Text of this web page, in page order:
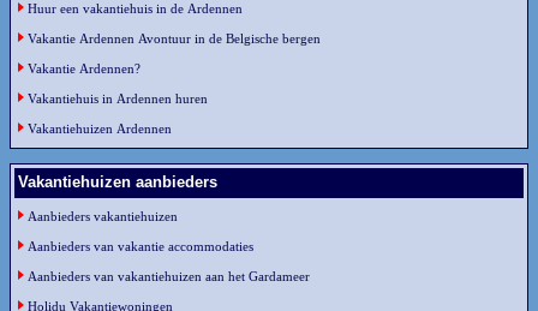
Huur een vakantiehuis in de Ardennen
Vakantie Ardennen Avontuur in de Belgische bergen
Vakantie Ardennen?
Vakantiehuis in Ardennen huren
Vakantiehuizen Ardennen
Vakantiehuizen aanbieders
Aanbieders vakantiehuizen
Aanbieders van vakantie accommodaties
Aanbieders van vakantiehuizen aan het Gardameer
Holidu Vakantiewoningen